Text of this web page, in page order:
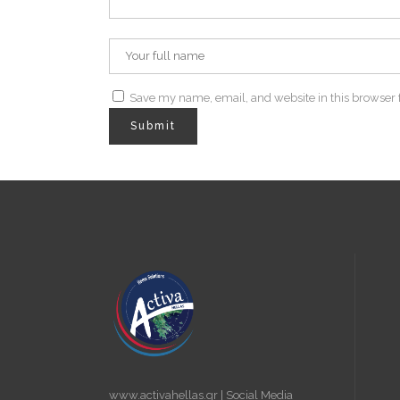
Save my name, email, and website in this
www.activahellas.gr | Social Media